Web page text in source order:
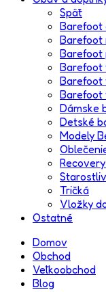
Späť
Barefoot
Barefoot
Barefoot
Barefoot
Barefoot
Barefoot
Dámske
Detské
Modely
Tričká
Vložky
Ostatné
Domov
Obchod
Veľkoobchod
Blog